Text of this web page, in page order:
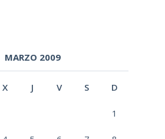
MARZO 2009
X J V S D
1